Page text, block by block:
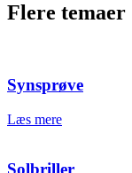
Flere temaer
Synsprøve
Læs mere